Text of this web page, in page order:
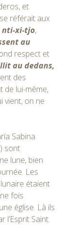
et
référait aux
nti-xi-tjo,
au
respect et
au dedans,
des
de lui-même,
vient, on ne
Sabina
sont
lune, bien
Les
étaient
fois
église. Là ils
l’Esprit Saint.